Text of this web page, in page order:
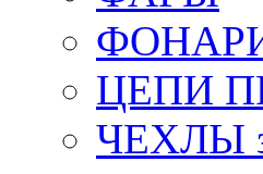
ФОНАРИ
ЦЕПИ
ЧЕХЛЫ